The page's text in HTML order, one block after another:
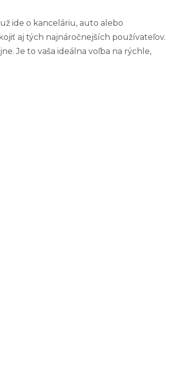
ide o kanceláriu, auto alebo
aj tých najnáročnejších používateľov.
Je to vaša ideálna voľba na rýchle,